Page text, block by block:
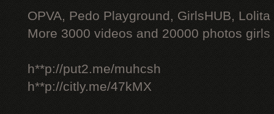
OPVA, Pedo Playground, GirlsHUB, Lolita
More 3000 videos and 20000 photos
h**p://put2.me/muhcsh
h**p://citly.me/47kMX